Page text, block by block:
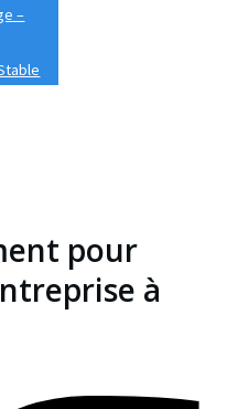
–
pour
à